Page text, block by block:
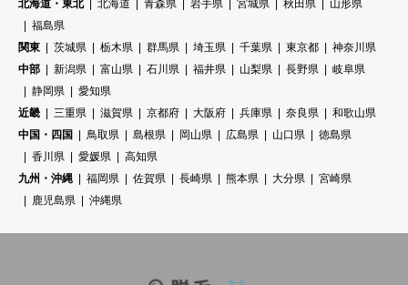
北海道・東北 北海道 青森県 岩手県 宮城県 秋田県
山形県
福島県
関東
茨城県 栃木県 群馬県 埼玉県 千葉県 東京都
神奈川県
中部
新潟県 富山県 石川県 福井県 山梨県 長野県
岐阜県
静岡県
愛知県
近畿
三重県 滋賀県 京都府 大阪府 兵庫県 奈良県
和歌山県
中国・四国
鳥取県 島根県 岡山県 広島県 山口県
徳島県
香川県
愛媛県
高知県
九州・沖縄
福岡県 佐賀県 長崎県 熊本県 大分県
宮崎県
鹿児島県
沖縄県